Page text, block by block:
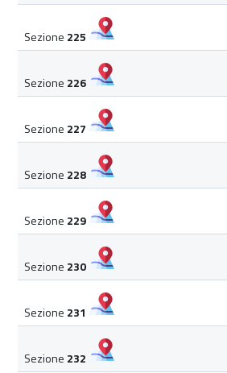
Sezione 225
Sezione 226
Sezione 227
Sezione 228
Sezione 229
Sezione 230
Sezione 231
Sezione 232